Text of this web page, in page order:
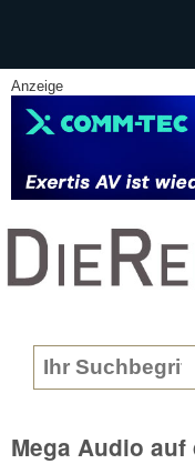
Anzeige
Search
Mega Audio auf